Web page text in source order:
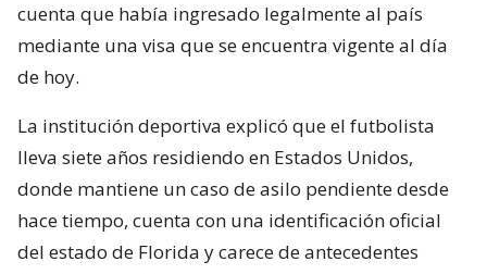
cuenta que había ingresado legalmente al país
mediante una visa que se encuentra vigente al día
de hoy.
La institución deportiva explicó que el futbolista
lleva siete años residiendo en Estados Unidos,
donde mantiene un caso de asilo pendiente desde
hace tiempo, cuenta con una identificación oficial
del estado de Florida y carece de antecedentes